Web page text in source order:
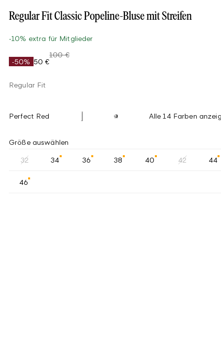
Regular Fit Classic Popeline-Bluse mit Streifen
-10% extra für Mitglieder
-50% 50 €
100 €
Regular Fit
Perfect Red Alle 14 Farben
Größe auswählen
32 34 36 38 40 42 44
46